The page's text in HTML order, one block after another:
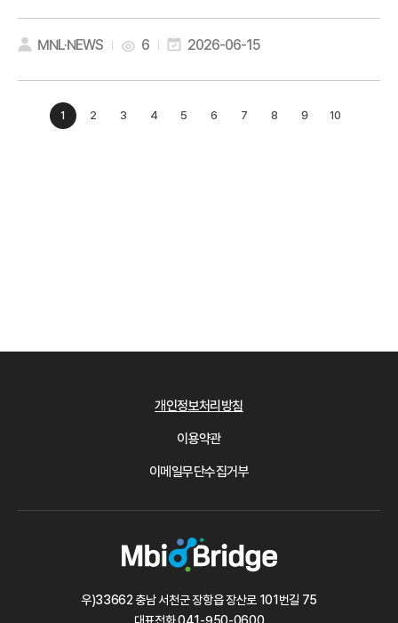
MNL·NEWS 6 2026-06-15
1 2 3 4 5 6 7 8 9 10
개인정보처리방침
이용약관
이메일무단수집거부
우)33662 충남 서천군 장항읍 장산로 101번길 75
대표전화041-950-0600